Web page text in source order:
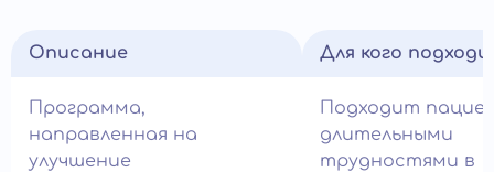
Описание
Программа,
направленная на
улучшение
Для кого
Подходит
длительными
трудностями в